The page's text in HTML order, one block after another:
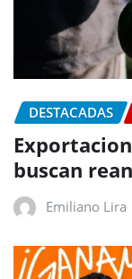
DESTACADAS
buscan
Emiliano Lira